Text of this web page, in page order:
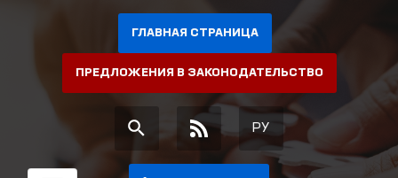
ГЛАВНАЯ СТРАНИЦА
ПРЕДЛОЖЕНИЯ В ЗАКОНОДАТЕЛЬСТВО
РУ